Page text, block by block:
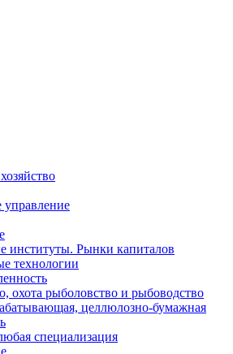
управление
институты. Рынки капиталов
технологии
охота рыболовство и рыбоводство
целлюлозно-бумажная
специализация